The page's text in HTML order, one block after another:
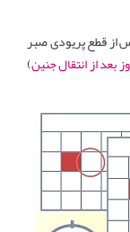
از قطع پریودی صبر
از انتقال جنین)